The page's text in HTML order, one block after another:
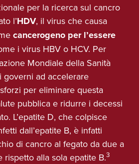
per la ricerca sul cancro
l’HDV, il virus che causa
cancerogeno per l’essere
i virus HBV o HCV. Per
Mondiale della Sanità
governi ad accelerare
per eliminare questa
pubblica e ridurre i decessi
L’epatite D, che colpisce
dall’epatite B, è infatti
di cancro al fegato da due a
alla sola epatite B.3